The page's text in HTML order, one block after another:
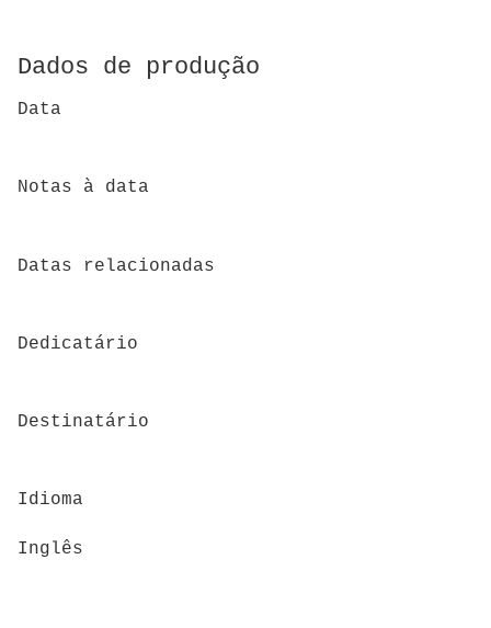
Dados de produção
Data
Notas à data
Datas relacionadas
Dedicatário
Destinatário
Idioma
Inglês